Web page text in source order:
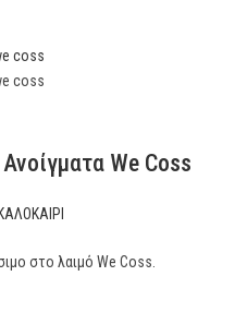
We Coss
στο λαιμό We Coss.